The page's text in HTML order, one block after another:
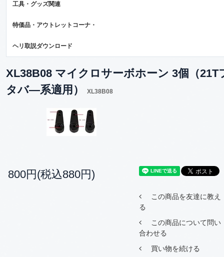
工具・グッズ関連
特価品・アウトレットコーナ・
ヘリ取説ダウンロード
XL38B08 マイクロサーボホーン 3個（21T
タバ―系適用）
XL38B08
800円(税込880円)
この商品を友達に教え
る
この商品について問い
合わせる
買い物を続ける